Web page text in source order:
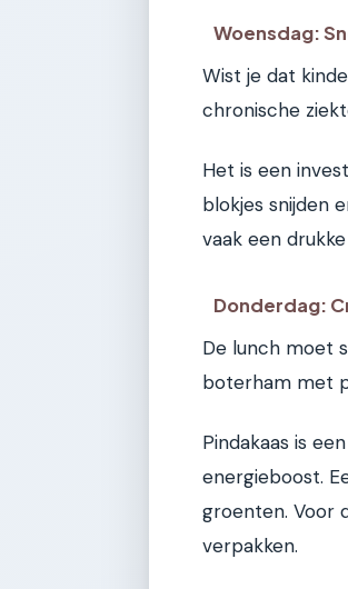
Woensdag:
Wist je dat
chronische
Het is een
blokjes snijden
vaak een
Donderdag:
De lunch moet
boterham met
Pindakaas is
energieboost.
groenten. Voor
verpakken.